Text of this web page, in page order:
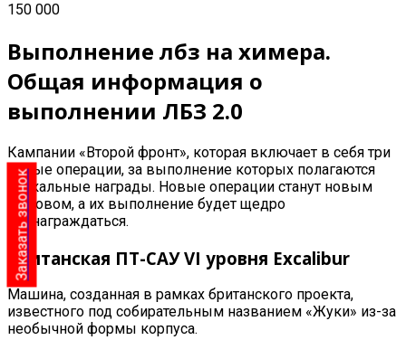
150 000
Выполнение лбз на химера.
Общая информация о
выполнении ЛБЗ 2.0
Кампании «Второй фронт», которая включает в себя три
новые операции, за выполнение которых полагаются
уникальные награды. Новые операции станут новым
вызовом, а их выполнение будет щедро
вознаграждаться.
Британская ПТ-САУ VI уровня Excalibur
Машина, созданная в рамках британского проекта,
известного под собирательным названием «Жуки» из-за
необычной формы корпуса.
Заказать звонок